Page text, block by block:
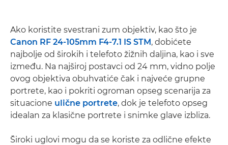
Ako koristite svestrani zum objektiv, kao što je
Canon RF 24-105mm F4-7.1 IS STM, dobićete
najbolje od širokih i telefoto žižnih daljina, kao i sve
između. Na najširoj postavci od 24 mm, vidno polje
ovog objektiva obuhvatiće čak i najveće grupne
portrete, kao i pokriti ogroman opseg scenarija za
situacione ulične portrete, dok je telefoto opseg
idealan za klasične portrete i snimke glave izbliza.
Široki uglovi mogu da se koriste za odlične efekte